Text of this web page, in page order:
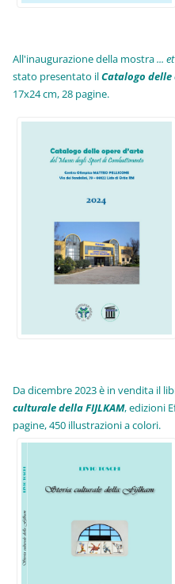
All'inaugurazione della mostra...
stato presentato ilCatalogo delle
17x24 cm, 28 pagine.
Da dicembre 2023 è in vendita il
culturale della FIJLKAM, edizioni
pagine, 450 illustrazioni a colori.